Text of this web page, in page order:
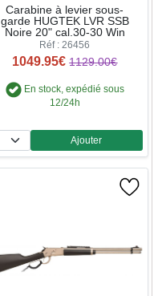
Carabine à levier sous-
garde HUGTEK LVR SSB
Noire 20" cal.30-30 Win
Réf : 26456
1049.95€ 1129.00€
En stock, expédié sous
12/24h
Quantité
Ajouter